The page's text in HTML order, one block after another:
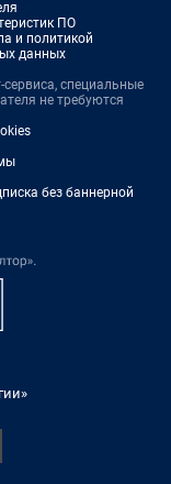
ПО
и политикой
данных
сервиса, специальные
не требуются
без баннерной